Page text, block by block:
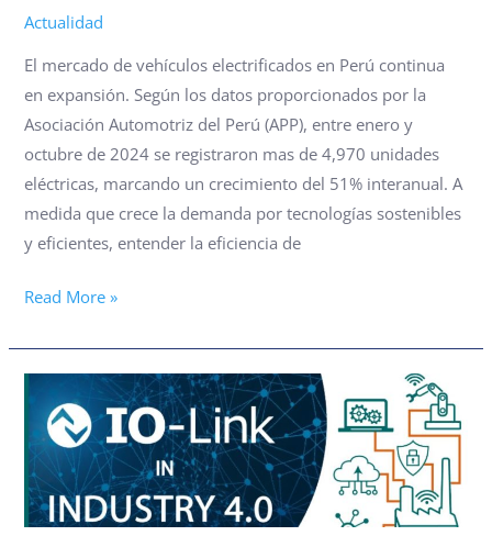
Actualidad
El mercado de vehículos electrificados en Perú continua
en expansión. Según los datos proporcionados por la
Asociación Automotriz del Perú (APP), entre enero y
octubre de 2024 se registraron mas de 4,970 unidades
eléctricas, marcando un crecimiento del 51% interanual. A
medida que crece la demanda por tecnologías sostenibles
y eficientes, entender la eficiencia de
ELÉCTRICOS
Read More »
TECNOLOGIA
FUNDAMENTAL
DE
LA